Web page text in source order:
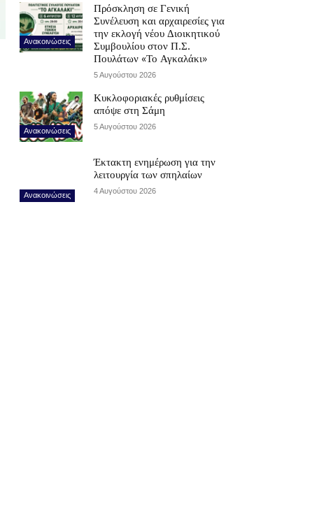
Ανακοινώσεις
Πρόσκληση σε Γενική
Συνέλευση και αρχαιρεσίες για
την εκλογή νέου Διοικητικού
Συμβουλίου στον Π.Σ.
Πουλάτων «Το Αγκαλάκι»
5 Αυγούστου 2026
Ανακοινώσεις
Κυκλοφοριακές ρυθμίσεις
απόψε στη Σάμη
5 Αυγούστου 2026
Ανακοινώσεις
Έκτακτη ενημέρωση για την
λειτουργία των σπηλαίων
4 Αυγούστου 2026